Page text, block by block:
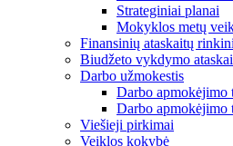
Strateginiai planai
Mokyklos metų
Finansinių ataskaitų
Biudžeto vykdymo
Darbo užmokestis
Darbo apmokėjimo
Darbo apmokėjimo
Viešieji pirkimai
Veiklos kokybė